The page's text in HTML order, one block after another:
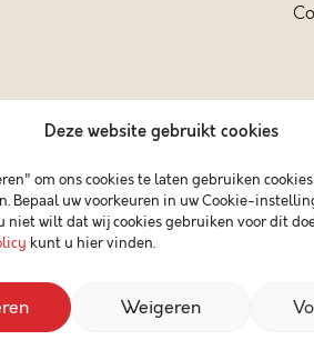
Deze website gebruikt cookies
om ons cookies te laten gebruiken
Bepaal uw voorkeuren in uw Cookie-
niet wilt dat wij cookies gebruiken voor dit
kunt u hier vinden.
Weigeren